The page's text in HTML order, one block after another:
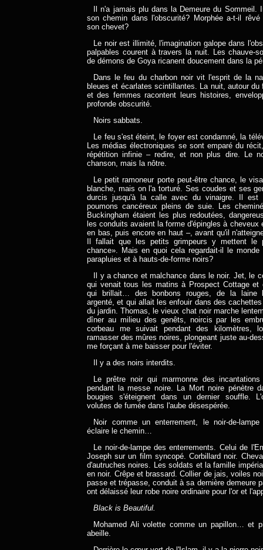
Il n'a jamais plu dans la Demeure du Sommeil.
son chemin dans l'obscurité? Morphée a-t-il
son chevet?
Le noir est illimité, l'imagination galope dans
palpables courent à travers la nuit. Les chauve-
de démons de Goya ricanent doucement dans la
Dans le feu du charbon noir vit l'esprit de la
bleues et écarlates scintillantes. La nuit, autour du
et des femmes racontent leurs histoires,
profonde obscurité.
Noirs sabbats.
Le feu s'est éteint, le foyer est condamné, la
Les médias électroniques se sont emparé du
répétition infinie – redire, et non plus dire. Le
chanson, mais la nôtre.
Le petit ramoneur porte peut-être chance, le
blanche, mais on l'a torturé. Ses coudes et ses
durcis jusqu'à la calle avec du vinaigre. Il est
poumons cancéreux pleins de suie. Les
Buckingham étaient les plus redoutées,
les conduits avaient la forme d'épingles à cheveux
en bas, puis encore en haut –, avant qu'il
Il fallait que les petits grimpeurs y mettent le
chance». Mais en quoi cela regardait-il le
parapluies et à hauts-de-forme noirs?
Il y a chance et malchance dans le noir. Jet, le
qui venait tous les matins à Prospect Cottage et
qui brillait… des bonbons rouges, de la laine
argenté, et qui allait les enfouir dans des
du jardin. Thomas, le vieux chat noir marche
dîner au milieu des genêts, noircis par les
corbeau me suivait pendant des kilomètres,
ramasser des mûres noires, plongeant juste au-
me forçant à me baisser pour l'éviter.
Il y a des noirs interdits.
Le prêtre noir qui marmonne des
pendant la messe noire. La Mort noire pénètre
bougies s'éteignent dans un dernier souffle.
volutes de fumée dans l'aube désespérée.
Noir comme un enterrement, le noir-de-
éclaire le chemin…
Le noir-de-lampe des enterrements. Celui de
Joseph sur un film syncopé. Corbillard noir.
d'autruches noires. Les soldats et la famille
en noir. Crêpe et brassard. Collier de jais, voiles
passe et trépasse, conduit à sa dernière demeure
ont délaissé leur robe noire ordinaire pour l'or et
Black is Beautiful.
Mohamed Ali volette comme un papillon… et
abeille.